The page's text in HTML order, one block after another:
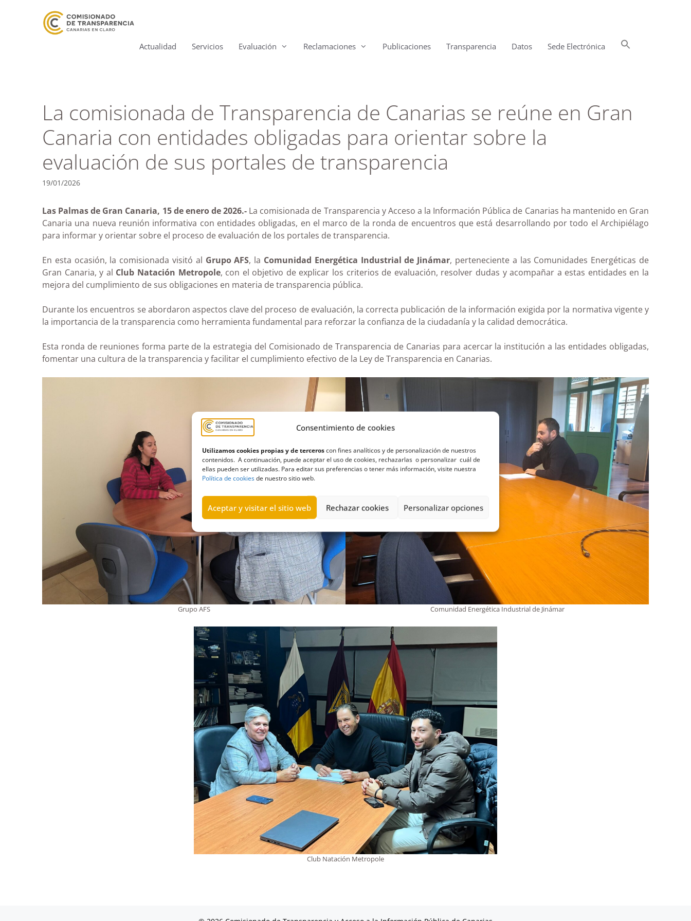
Consentimiento de cookies
Utilizamos cookies propias y de terceroscon fines analíticos y de personalización de nuestros
contenidos. A continuación, puede aceptar el uso de cookies, rechazarlas o personalizar cuál de
ellas pueden ser utilizadas. Para editar sus preferencias o tener más información, visite nuestra
Política de cookiesde nuestro sitio web.
Aceptar y visitar el sitio web Rechazar cookies Personalizar opciones
Actualidad Servicios Evaluación Reclamaciones Publicaciones Transparencia Datos Sede Electrónica
La comisionada de Transparencia de Canarias se reúne en Gran
Canaria con entidades obligadas para orientar sobre la
evaluación de sus portales de transparencia
19/01/2026
Las Palmas de Gran Canaria, 15 de enero de 2026.- La comisionada de Transparencia y Acceso a la Información Pública de Canarias ha mantenido en Gran
Canaria una nueva reunión informativa con entidades obligadas, en el marco de la ronda de encuentros que está desarrollando por todo el Archipiélago
para informar y orientar sobre el proceso de evaluación de los portales de transparencia.
En esta ocasión, la comisionada visitó al Grupo AFS, la Comunidad Energética Industrial de Jinámar, perteneciente a las Comunidades Energéticas de
Gran Canaria, y al Club Natación Metropole, con el objetivo de explicar los criterios de evaluación, resolver dudas y acompañar a estas entidades en la
mejora del cumplimiento de sus obligaciones en materia de transparencia pública.
Durante los encuentros se abordaron aspectos clave del proceso de evaluación, la correcta publicación de la información exigida por la normativa vigente y
la importancia de la transparencia como herramienta fundamental para reforzar la confianza de la ciudadanía y la calidad democrática.
Esta ronda de reuniones forma parte de la estrategia del Comisionado de Transparencia de Canarias para acercar la institución a las entidades obligadas,
fomentar una cultura de la transparencia y facilitar el cumplimiento efectivo de la Ley de Transparencia en Canarias.
Grupo AFS Comunidad Energética Industrial de Jinámar
Club Natación Metropole